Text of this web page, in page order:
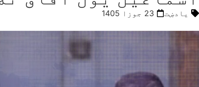
یادښت 23 جوزا 1405